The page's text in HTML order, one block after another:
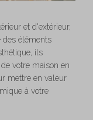
et d'extérieur,
des éléments
ils
votre maison en
mettre en valeur
à votre